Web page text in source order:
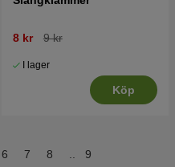
8 kr 9 kr
I lager
Köp
6 7 8 9